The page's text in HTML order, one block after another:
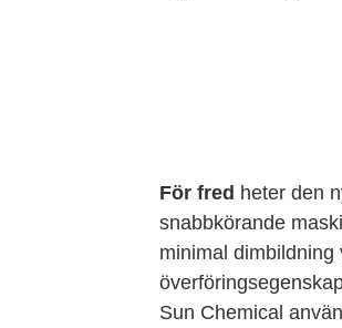
För fred heter den
snabbkörande
minimal dimbildning
Sun Chemical